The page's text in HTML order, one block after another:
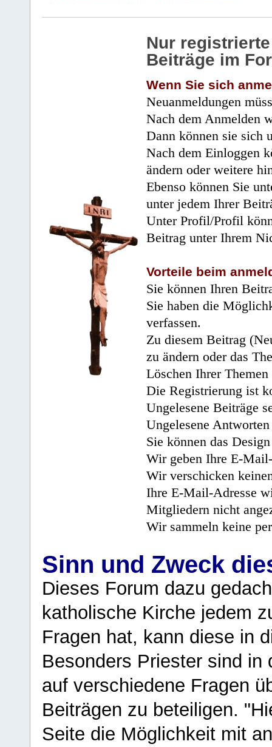
Nur
Beiträge im
Wenn Sie sich
Neuanmeldungen
Nach dem Anmelden
Dann können sie sich
Nach dem Einloggen
ändern oder weitere
Ebenso können Sie
unter jedem Ihrer
Unter Profil/Profil
Beitrag unter Ihrem
Vorteile beim
Sie können Ihren
Sie haben die
verfassen.
Zu diesem Beitrag
zu ändern oder das
Löschen Ihrer
Die Registrierung ist
Ungelesene Beiträge
Ungelesene
Sie können das
Wir geben Ihre E-
Wir verschicken
Ihre E-Mail-Adresse
Mitgliedern nicht
Wir sammeln keine
Sinn und Zweck
Dieses Forum dazu
katholische Kirche jedem
Fragen hat, kann diese in
Besonders Priester sind in
auf verschiedene Fragen
Beiträgen zu beteiligen.
Seite die Möglichkeit mit